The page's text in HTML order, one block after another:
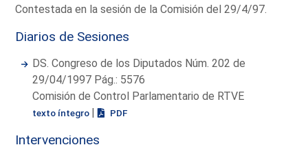
Contestada en la sesión de la Comisión del 29/4/97.
Diarios de Sesiones
DS. Congreso de los Diputados Núm. 202 de
29/04/1997 Pág.: 5576
Comisión de Control Parlamentario de RTVE
texto íntegro | PDF
Intervenciones